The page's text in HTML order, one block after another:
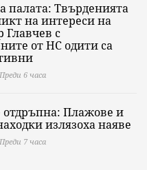
палата: Твърденията
на интереси на
с
от НС одити са
Преди 6 часа
отдръпна: Плажове и
излязоха наяве
Преди 7 часа